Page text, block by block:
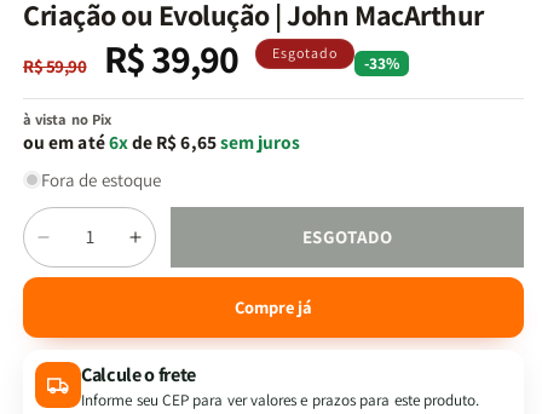
janela
Criação ou Evolução | John MacArthur
Preço
normal
R$ 59,90
Preço
promocional
R$ 39,90 Esgotado -33%
à vista no Pix
ou em até6xde R$ 6,65sem juros
Fora de estoque
Quantidade
Diminuir
a
Criação
ou
Evolução
Aumentar
a
quantidade
Criação
ou
Evolução
ESGOTADO
Compre já
Calcule o frete
Informe seu CEP para ver valores e prazos para este produto.